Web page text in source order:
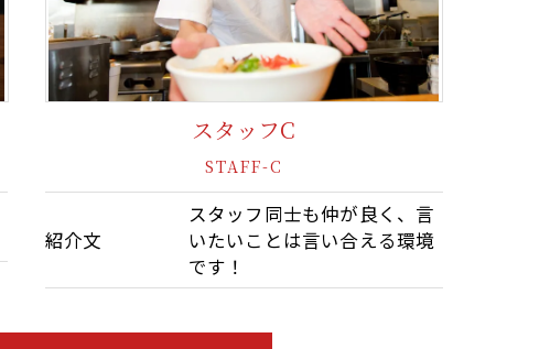
スタッフC
STAFF-C
紹介文
スタッフ同士も仲が良く、言
いたいことは言い合える環境
です！